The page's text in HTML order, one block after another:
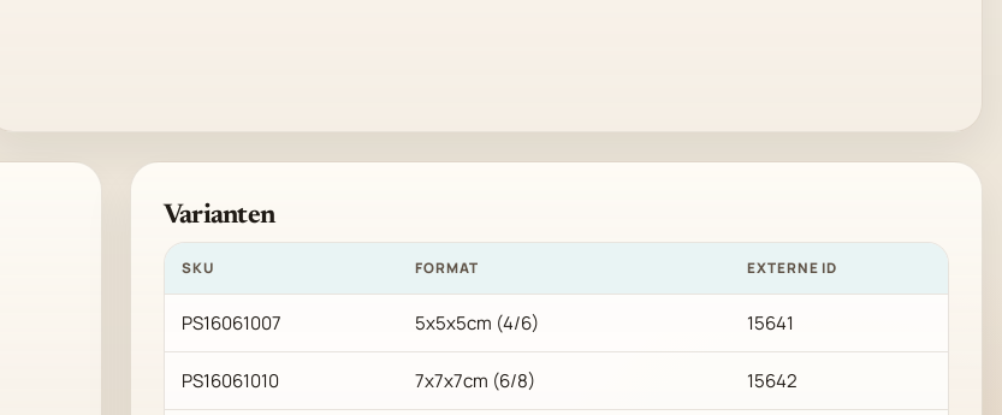
Varianten
SKU FORMAT EXTERNE ID
PS16061007 5x5x5cm (4/6) 15641
PS16061010 7x7x7cm (6/8) 15642